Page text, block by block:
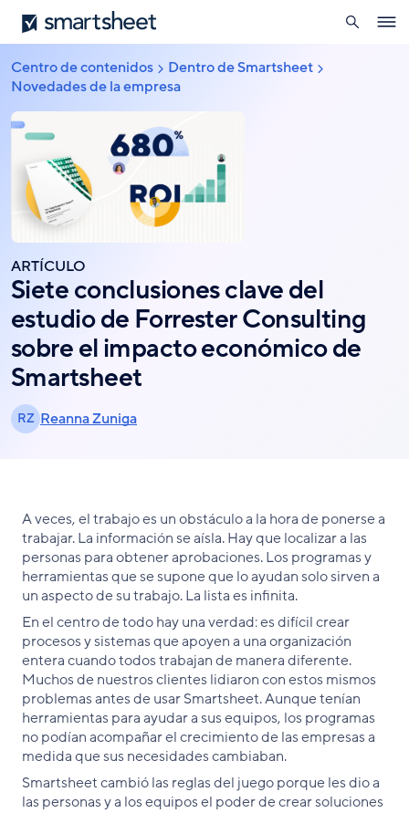
Pasar
al
principal
Smartsheet
búsqueda
Sobrescribir
enlaces
de
ayuda
navegación
Centro de contenidos
Dentro de Smartsheet
Novedades de la empresa
ARTÍCULO
Siete conclusiones clave del
estudio de Forrester Consulting
sobre el impacto económico de
Smartsheet
RZ Reanna Zuniga
A veces, el trabajo es un obstáculo a la hora de ponerse a
trabajar. La información se aísla. Hay que localizar a las
personas para obtener aprobaciones. Los programas y
herramientas que se supone que lo ayudan solo sirven a
un aspecto de su trabajo. La lista es infinita.
En el centro de todo hay una verdad: es difícil crear
procesos y sistemas que apoyen a una organización
entera cuando todos trabajan de manera diferente.
Muchos de nuestros clientes lidiaron con estos mismos
problemas antes de usar Smartsheet. Aunque tenían
herramientas para ayudar a sus equipos, los programas
no podían acompañar el crecimiento de las empresas a
medida que sus necesidades cambiaban.
Smartsheet cambió las reglas del juego porque les dio a
las personas y a los equipos el poder de crear soluciones